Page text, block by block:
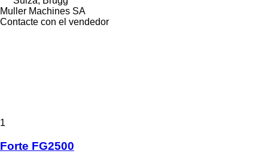
Muller Machines SA
Contacte con el vendedor
1
Forte FG2500